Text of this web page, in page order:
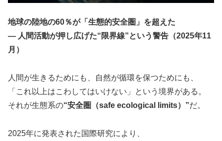
地球の陸地の60％が「生態的安全圏」を超えた
― 人間活動が押し広げた“限界線”という警告（2025年11
月）
人間が生きるためにも、自然が循環を保つためにも、
「これ以上はこわしてはいけない」という境界がある。
それが生態系の“安全圏（safe ecological limits）”だ。
2025年に発表された国際研究により、